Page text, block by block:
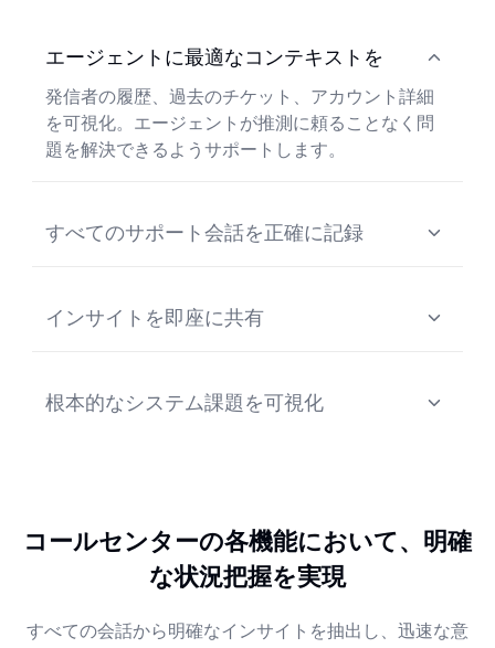
エージェントに最適なコンテキストを
発信者の履歴、過去のチケット、アカウント詳細
を可視化。エージェントが推測に頼ることなく問
題を解決できるようサポートします。
すべてのサポート会話を正確に記録
プ、問題の流れを明確に記録します。
インサイトを即座に共有
根本的なシステム課題を可視化
コールセンターの各機能において、明確
な状況把握を実現
すべての会話から明確なインサイトを抽出し、迅速な意